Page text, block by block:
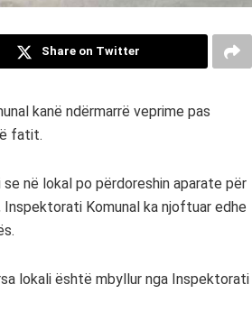
Share on Twitter
kanë ndërmarrë veprime pas
fatit.
në lokal po përdoreshin aparate për
Komunal ka njoftuar edhe
lokali është mbyllur nga Inspektorati